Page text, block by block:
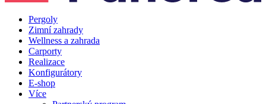
Pergoly
Zimní zahrady
Wellness a zahrada
Carporty
Realizace
Konfigurátory
E-shop
Více